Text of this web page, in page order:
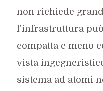
non richiede
l’infrastruttura
compatta e meno
vista
sistema ad atomi